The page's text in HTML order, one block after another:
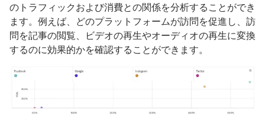
のトラフィックおよび消費との関係を分析することができ
ます。例えば、どのプラットフォームが訪問を促進し、訪
問を記事の閲覧、ビデオの再生やオーディオの再生に変換
するのに効果的かを確認することができます。